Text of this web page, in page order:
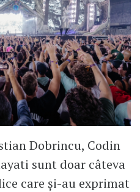
Dobrincu, Codin
sunt doar câteva
care și-au exprimat